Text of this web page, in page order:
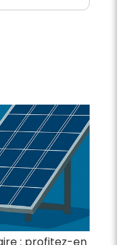
: profitez-en